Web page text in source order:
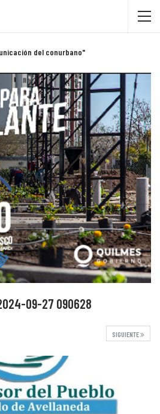
del conurbano"
09-27 090628
SIGUIENTE